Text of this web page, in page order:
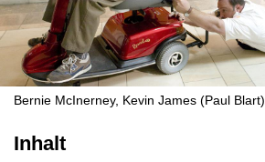
Bernie McInerney, Kevin James (Paul Blart)
Inhalt